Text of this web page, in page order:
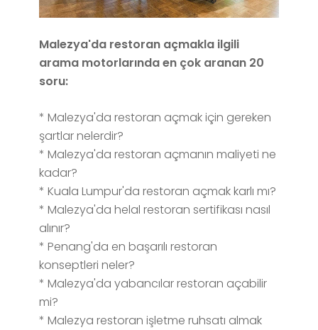
Malezya'da restoran açmakla ilgili
arama motorlarında en çok aranan 20
soru:
* Malezya'da restoran açmak için gereken
şartlar nelerdir?
* Malezya'da restoran açmanın maliyeti ne
kadar?
* Kuala Lumpur'da restoran açmak karlı mı?
* Malezya'da helal restoran sertifikası nasıl
alınır?
* Penang'da en başarılı restoran
konseptleri neler?
* Malezya'da yabancılar restoran açabilir
mi?
* Malezya restoran işletme ruhsatı almak